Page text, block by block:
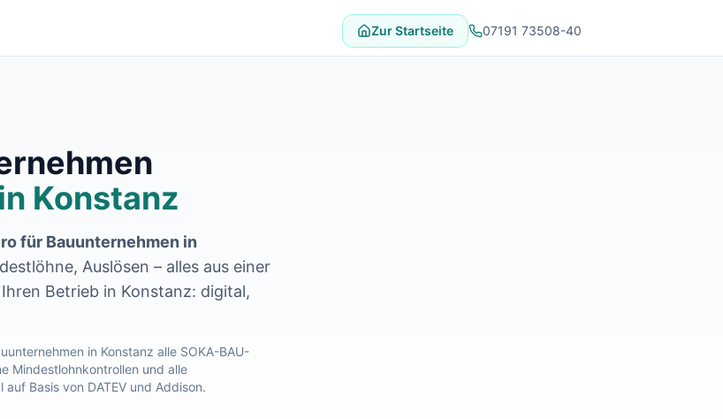
Zur Startseite 07191 73508-40
Konstanz
für Bauunternehmen in
Auslösen – alles aus einer
Betrieb in Konstanz: digital,
in Konstanz alle SOKA-BAU-
Mindestlohnkontrollen und alle
Basis von DATEV und Addison.